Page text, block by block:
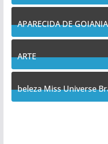
10
APARECIDA DE GOIANIA
13
ARTE
5
beleza Miss Universe